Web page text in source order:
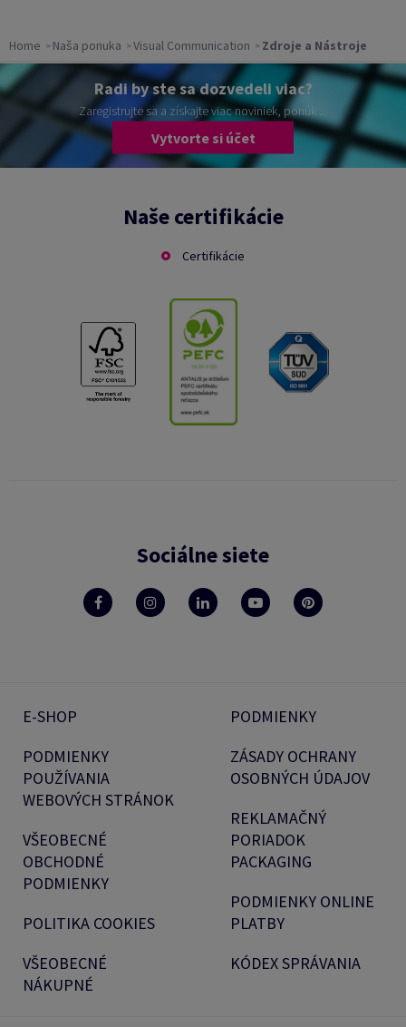
Home Naša ponuka Visual Communication Zdroje a Nástroje
Radi by ste sa dozvedeli viac?
Zaregistrujte sa a získajte viac noviniek, ponúk ...
Vytvorte si účet
Naše certifikácie
Certifikácie
Sociálne siete
E-SHOP
PODMIENKY
POUŽÍVANIA
WEBOVÝCH STRÁNOK
VŠEOBECNÉ
OBCHODNÉ
PODMIENKY
POLITIKA COOKIES
VŠEOBECNÉ
NÁKUPNÉ
PODMIENKY
ZÁSADY OCHRANY
OSOBNÝCH ÚDAJOV
REKLAMAČNÝ
PORIADOK
PACKAGING
PODMIENKY ONLINE
PLATBY
KÓDEX SPRÁVANIA